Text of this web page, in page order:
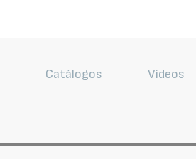
Catálogos Vídeos